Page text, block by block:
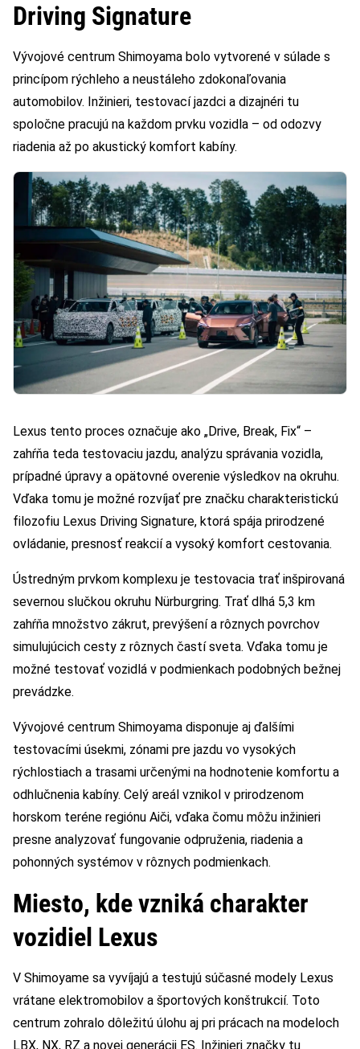
Driving Signature
Vývojové centrum Shimoyama bolo vytvorené v súlade s
princípom rýchleho a neustáleho zdokonaľovania
automobilov. Inžinieri, testovací jazdci a dizajnéri tu
spoločne pracujú na každom prvku vozidla – od odozvy
riadenia až po akustický komfort kabíny.
Lexus tento proces označuje ako „Drive, Break, Fix“ –
zahŕňa teda testovaciu jazdu, analýzu správania vozidla,
prípadné úpravy a opätovné overenie výsledkov na okruhu.
Vďaka tomu je možné rozvíjať pre značku charakteristickú
filozofiu Lexus Driving Signature, ktorá spája prirodzené
ovládanie, presnosť reakcií a vysoký komfort cestovania.
Ústredným prvkom komplexu je testovacia trať inšpirovaná
severnou slučkou okruhu Nürburgring. Trať dlhá 5,3 km
zahŕňa množstvo zákrut, prevýšení a rôznych povrchov
simulujúcich cesty z rôznych častí sveta. Vďaka tomu je
možné testovať vozidlá v podmienkach podobných bežnej
prevádzke.
Vývojové centrum Shimoyama disponuje aj ďalšími
testovacími úsekmi, zónami pre jazdu vo vysokých
rýchlostiach a trasami určenými na hodnotenie komfortu a
odhlučnenia kabíny. Celý areál vznikol v prirodzenom
horskom teréne regiónu Aiči, vďaka čomu môžu inžinieri
presne analyzovať fungovanie odpruženia, riadenia a
pohonných systémov v rôznych podmienkach.
Miesto, kde vzniká charakter
vozidiel Lexus
V Shimoyame sa vyvíjajú a testujú súčasné modely Lexus
vrátane elektromobilov a športových konštrukcií. Toto
centrum zohralo dôležitú úlohu aj pri prácach na modeloch
LBX, NX, RZ a novej generácii ES. Inžinieri značky tu